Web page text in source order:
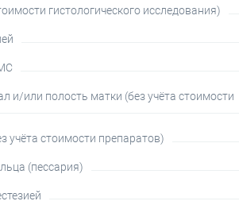
гистологического исследования)
и/или полость матки (без учёта стоимости
учёта стоимости препаратов)
(пессария)